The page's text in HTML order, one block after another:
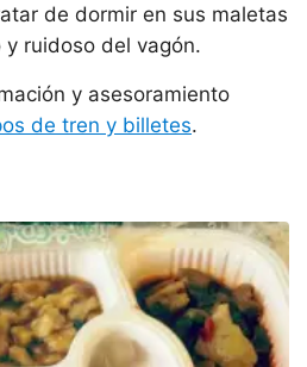
de dormir en sus maletas
ruidoso del vagón.
y asesoramiento
de tren y billetes.